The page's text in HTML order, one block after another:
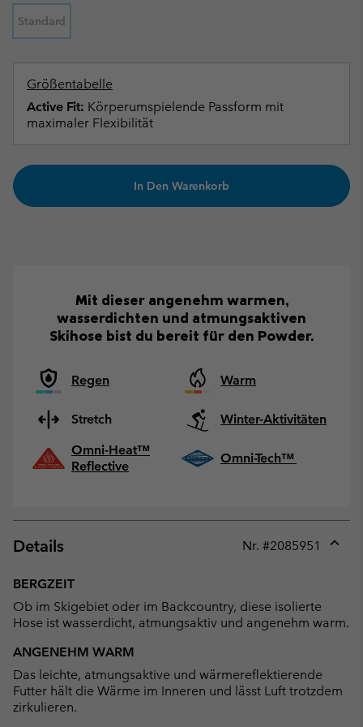
Standard
Größentabelle
Active Fit: Körperumspielende Passform mit
maximaler Flexibilität
In Den Warenkorb
Mit dieser angenehm warmen,
wasserdichten und atmungsaktiven
Skihose bist du bereit für den Powder.
Regen Warm
Stretch
Winter-Aktivitäten
Omni-Heat™
Reflective
Omni-Tech™
Details Nr. #2085951
BERGZEIT
Ob im Skigebiet oder im Backcountry, diese isolierte
Hose ist wasserdicht, atmungsaktiv und angenehm warm.
ANGENEHM WARM
Das leichte, atmungsaktive und wärmereflektierende
Futter hält die Wärme im Inneren und lässt Luft trotzdem
zirkulieren.